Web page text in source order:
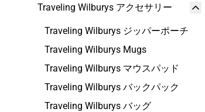
Traveling Wilburys アクセサリー
Traveling Wilburys ジッパーポーチ
Traveling Wilburys Mugs
Traveling Wilburys マウスパッド
Traveling Wilburys バックパック
Traveling Wilburys バッグ